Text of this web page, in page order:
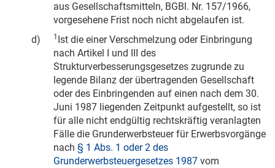
aus Gesellschaftsmitteln, BGBl. Nr. 157/1966,
vorgesehene Frist noch nicht abgelaufen ist.
d)
1 Ist die einer Verschmelzung oder Einbringung
nach Artikel I und III des
Strukturverbesserungsgesetzes zugrunde zu
legende Bilanz der übertragenden Gesellschaft
oder des Einbringenden auf einen nach dem 30.
Juni 1987 liegenden Zeitpunkt aufgestellt, so ist
für alle nicht endgültig rechtskräftig veranlagten
Fälle die Grunderwerbsteuer für Erwerbsvorgänge
nach § 1 Abs. 1 oder 2 des
Grunderwerbsteuergesetzes 1987 vom